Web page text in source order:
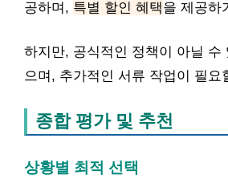
공하며, 특별 할인 혜택을 제공하
하지만, 공식적인 정책이 아닐 수
으며, 추가적인 서류 작업이 필요
종합 평가 및 추천
상황별 최적 선택